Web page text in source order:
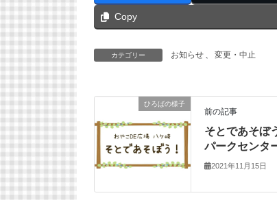
Copy
カテゴリー お知らせ 変更・中止
ひろばの様子
前の記事
そとであそぼ
パークセンタ
2021年11月15日